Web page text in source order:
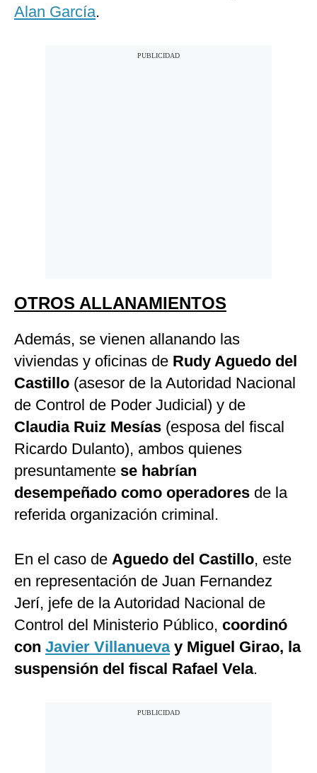
Alan García.
OTROS ALLANAMIENTOS
Además, se vienen allanando las
viviendas y oficinas de Rudy Aguedo del
Castillo (asesor de la Autoridad Nacional
de Control de Poder Judicial) y de
Claudia Ruiz Mesías (esposa del fiscal
Ricardo Dulanto), ambos quienes
presuntamente se habrían
desempeñado como operadores de la
referida organización criminal.
En el caso de Aguedo del Castillo, este
en representación de Juan Fernandez
Jerí, jefe de la Autoridad Nacional de
Control del Ministerio Público, coordinó
con Javier Villanuevay Miguel Girao, la
suspensión del fiscal Rafael Vela.